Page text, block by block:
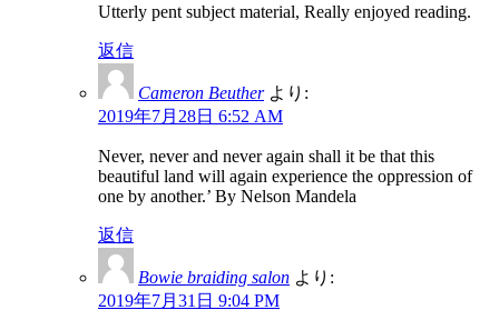
Utterly pent subject material, Really enjoyed reading.
返信
Cameron Beuther より:
2019年7月28日 6:52 AM
Never, never and never again shall it be that this
beautiful land will again experience the oppression of
one by another.’ By Nelson Mandela
返信
Bowie braiding salon より:
2019年7月31日 9:04 PM